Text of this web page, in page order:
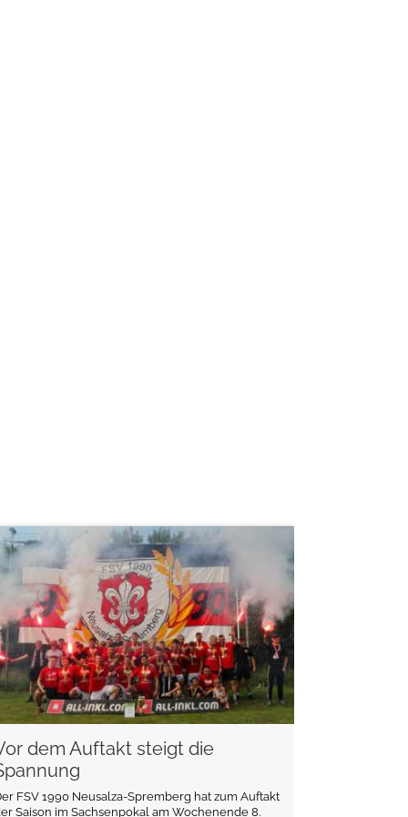
dem Auftakt steigt die
FSV 1990 Neusalza-Spremberg hat zum Auftakt
Saison im Sachsenpokal am Wochenende 8.
weiterlesen